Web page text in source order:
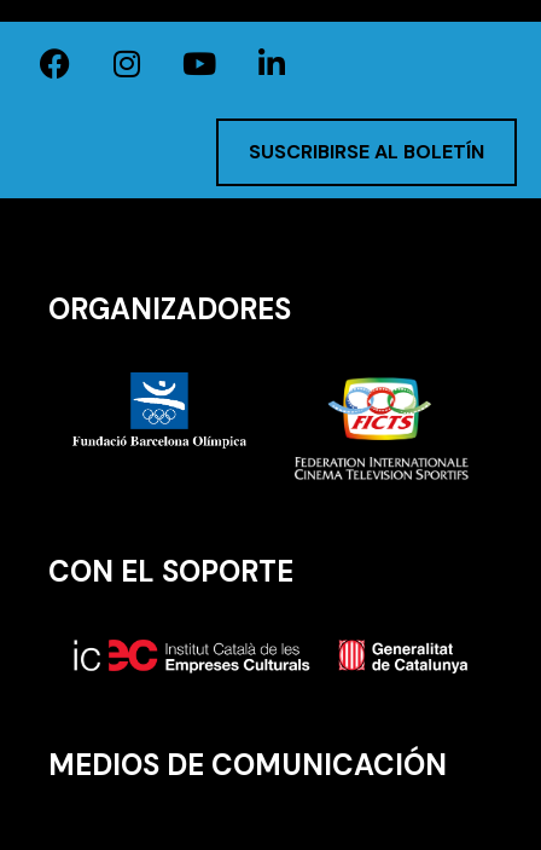
SUSCRIBIRSE AL BOLETÍN
ORGANIZADORES
CON EL SOPORTE
MEDIOS DE COMUNICACIÓN